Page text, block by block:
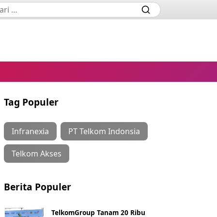
Tag Populer
Infranexia PT Telkom Indonsia
Telkom Akses
Berita Populer
TelkomGroup Tanam 20 Ribu